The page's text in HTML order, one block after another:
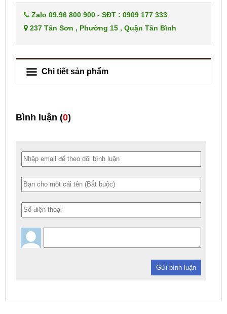
Zalo 09.96 800 900 - SĐT : 0909 177 333
237 Tân Sơn , Phường 15 , Quận Tân Bình
Chi tiết sản phẩm
Bình luận (0)
Gửi bình luận